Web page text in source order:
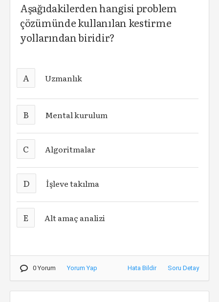
Aşağıdakilerden hangisi problem
çözümünde kullanılan kestirme
yollarından biridir?
A Uzmanlık
B Mental kurulum
C Algoritmalar
D İşleve takılma
E Alt amaç analizi
0 Yorum Yorum Yap Hata Bildir Soru Detay